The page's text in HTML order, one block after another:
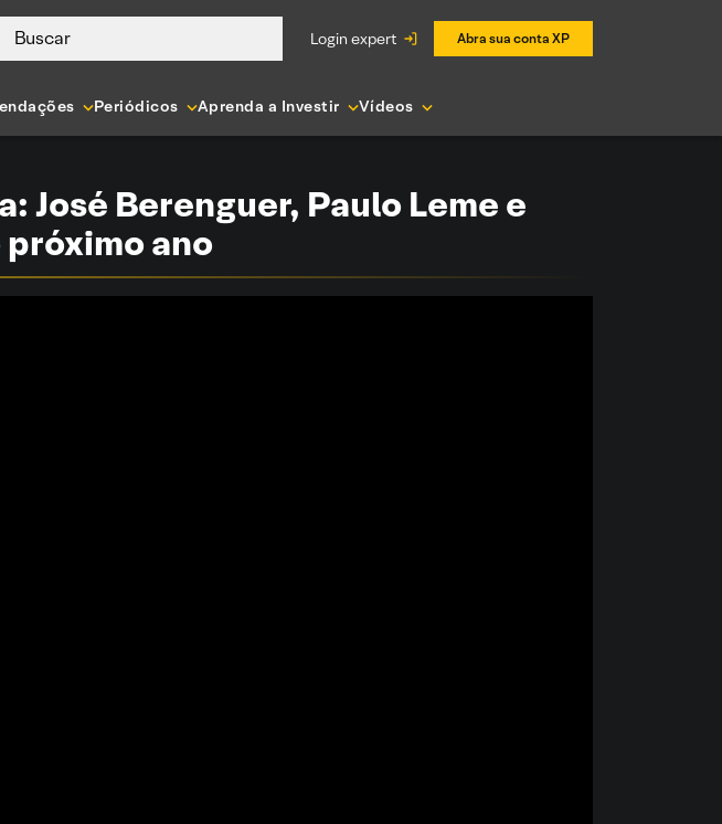
Buscar login expert Abra sua conta XP
Periódicos Aprenda a Investir Vídeos
Berenguer, Paulo Leme e
ano